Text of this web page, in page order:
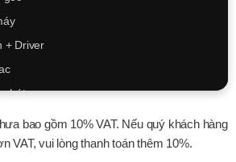
+ Driver
phút
150k - 350k
bao gồm 10% VAT. Nếu quý khách hàng
VAT, vui lòng thanh toán thêm 10%.